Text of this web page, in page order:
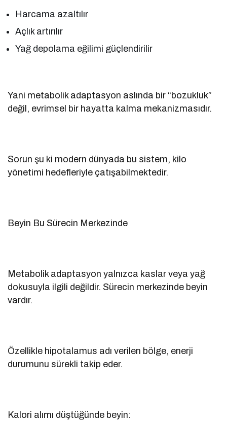
Harcama azaltılır
Açlık artırılır
Yağ depolama eğilimi güçlendirilir
Yani metabolik adaptasyon aslında bir “bozukluk”
değil, evrimsel bir hayatta kalma mekanizmasıdır.
Sorun şu ki modern dünyada bu sistem, kilo
yönetimi hedefleriyle çatışabilmektedir.
Beyin Bu Sürecin Merkezinde
Metabolik adaptasyon yalnızca kaslar veya yağ
dokusuyla ilgili değildir. Sürecin merkezinde beyin
vardır.
Özellikle hipotalamus adı verilen bölge, enerji
durumunu sürekli takip eder.
Kalori alımı düştüğünde beyin: